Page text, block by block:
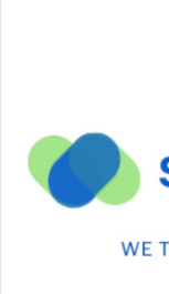
Primo Turno C.Italia
chi passa giocherà in
DS Boveri "Avvio